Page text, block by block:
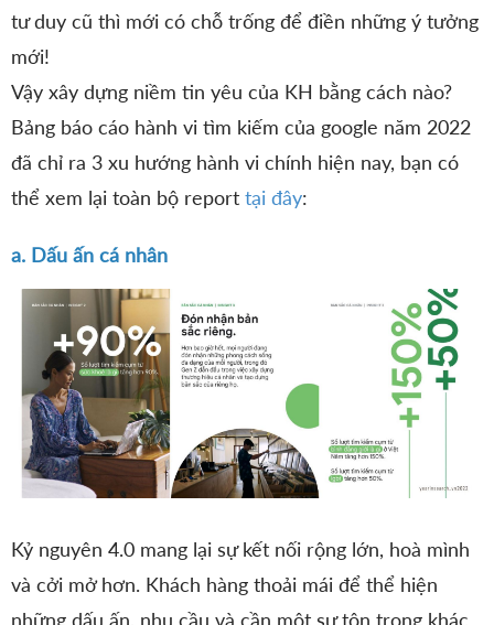
tư duy cũ thì mới có chỗ trống để điền những ý tưởng
mới!
Vậy xây dựng niềm tin yêu của KH bằng cách nào?
Bảng báo cáo hành vi tìm kiếm của google năm 2022
đã chỉ ra 3 xu hướng hành vi chính hiện nay, bạn có
thể xem lại toàn bộ report tại đây:
a. Dấu ấn cá nhân
Kỷ nguyên 4.0 mang lại sự kết nối rộng lớn, hoà mình
và cởi mở hơn. Khách hàng thoải mái để thể hiện
những dấu ấn, nhu cầu và cần một sự tôn trọng khác